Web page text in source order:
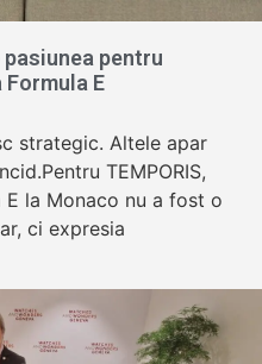
pasiunea pentru
E
strategic. Altele apar
TEMPORIS,
E la Monaco nu a fost o
ci expresia